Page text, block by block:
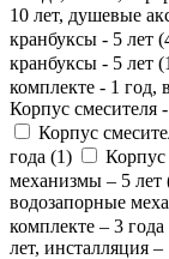
10 лет, душевые
кранбуксы - 5 лет (
кранбуксы - 5 лет (1
комплекте - 1 год,
Корпус смесителя
Корпус
года (1)
Корпус
механизмы – 5 лет
водозапорные
комплекте – 3 года
лет, инсталляция